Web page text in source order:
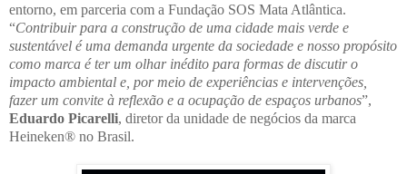
entorno, em parceria com a Fundação SOS Mata Atlântica.
“Contribuir para a construção de uma cidade mais verde e
sustentável é uma demanda urgente da sociedade e nosso propósito
como marca é ter um olhar inédito para formas de discutir o
impacto ambiental e, por meio de experiências e intervenções,
fazer um convite à reflexão e a ocupação de espaços urbanos”,
Eduardo Picarelli, diretor da unidade de negócios da marca
Heineken® no Brasil.